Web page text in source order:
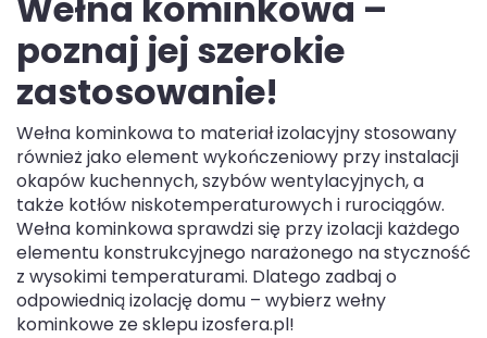
poznaj jej szerokie
zastosowanie!
Wełna kominkowa to materiał izolacyjny stosowany
również jako element wykończeniowy przy instalacji
okapów kuchennych, szybów wentylacyjnych, a
także kotłów niskotemperaturowych i rurociągów.
Wełna kominkowa sprawdzi się przy izolacji każdego
elementu konstrukcyjnego narażonego na styczność
z wysokimi temperaturami. Dlatego zadbaj o
odpowiednią izolację domu – wybierz wełny
kominkowe ze sklepu izosfera.pl!